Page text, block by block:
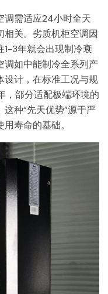
调需适应24小时全天
相关。劣质机柜空调因
3年就会出现制冷衰
调如中能制冷全系列产
设计，在标准工况与规
，部分适配极端环境的
种“先天优势”源于严
寿命的基础。